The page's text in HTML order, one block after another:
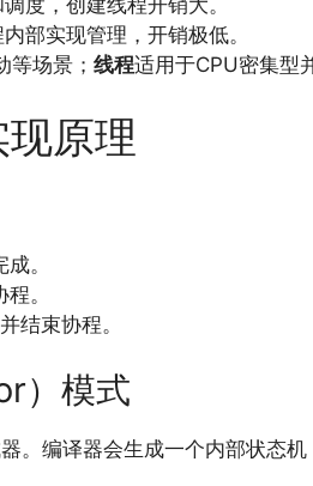
度，创建线程开销大。
部实现管理，开销极低。
场景； 线程适用于CPU密集型
原理
。
。
结束协程。
）模式
。编译器会生成一个内部状态